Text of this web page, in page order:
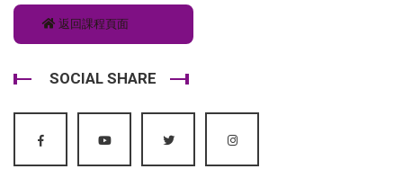
返回課程頁面
SOCIAL SHARE